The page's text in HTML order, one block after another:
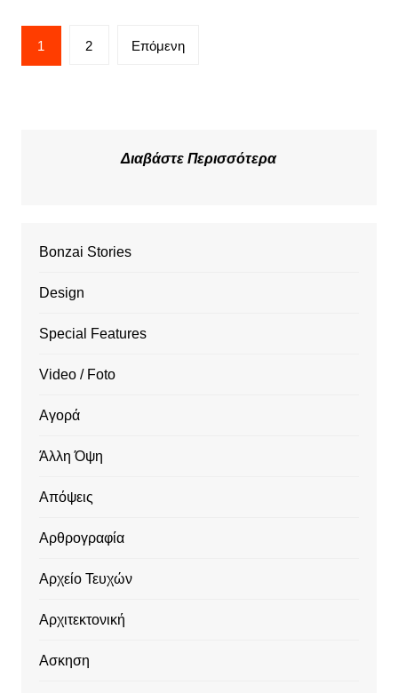
Σελιδοποίηση
άρθρων
1 2 Επόμενη
Διαβάστε Περισσότερα
Bonzai Stories
Design
Special Features
Video / Foto
Αγορά
Άλλη Όψη
Απόψεις
Αρθρογραφία
Αρχείο Τευχών
Αρχιτεκτονική
Ασκηση